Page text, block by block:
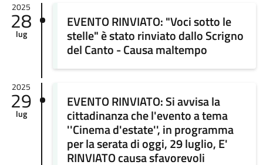
2025
28
lug
EVENTO RINVIATO: "Voci sotto le
stelle" è stato rinviato dallo Scrigno
del Canto - Causa maltempo
2025
29
lug
EVENTO RINVIATO: Si avvisa la
cittadinanza che l'evento a tema
''Cinema d'estate'', in programma
per la serata di oggi, 29 luglio, E'
RINVIATO causa sfavorevoli